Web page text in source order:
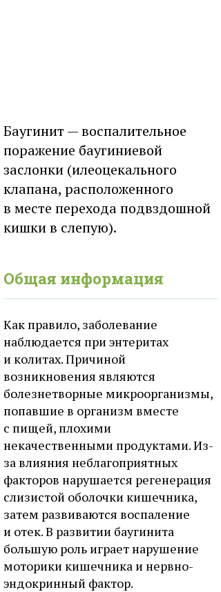
Баугинит — воспалительное
поражение баугиниевой
заслонки (илеоцекального
клапана, расположенного
в месте перехода подвздошной
кишки в слепую).
Общая информация
Как правило, заболевание
наблюдается при энтеритах
и колитах. Причиной
возникновения являются
болезнетворные микроорганизмы,
попавшие в организм вместе
с пищей, плохими
некачественными продуктами. Из-
за влияния неблагоприятных
факторов нарушается регенерация
слизистой оболочки кишечника,
затем развиваются воспаление
и отек. В развитии баугинита
большую роль играет нарушение
моторики кишечника и нервно-
эндокринный фактор.